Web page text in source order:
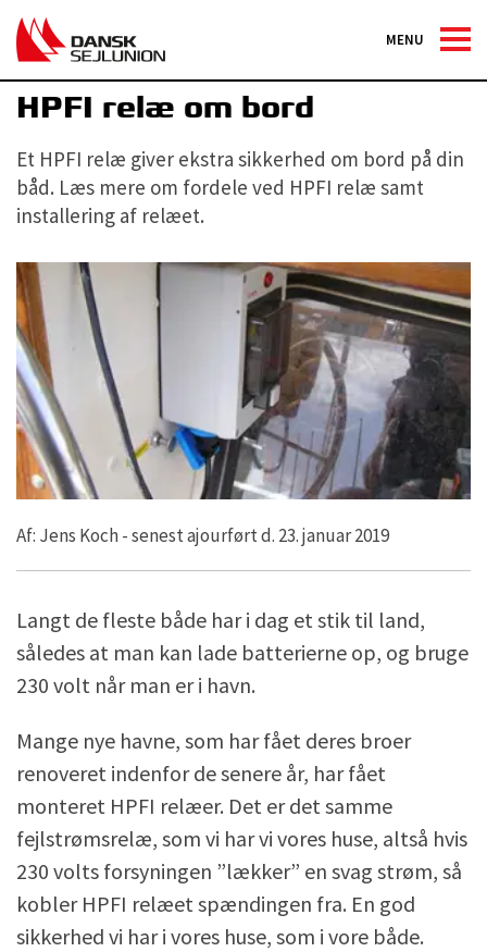
MENU
El om bord
HPFI relæ om bord
Et HPFI relæ giver ekstra sikkerhed om bord på din
båd. Læs mere om fordele ved HPFI relæ samt
installering af relæet.
Af: Jens Koch - senest ajourført d. 23. januar 2019
Langt de fleste både har i dag et stik til land,
således at man kan lade batterierne op, og bruge
230 volt når man er i havn.
Mange nye havne, som har fået deres broer
renoveret indenfor de senere år, har fået
monteret HPFI relæer. Det er det samme
fejlstrømsrelæ, som vi har vi vores huse, altså hvis
230 volts forsyningen ”lækker” en svag strøm, så
kobler HPFI relæet spændingen fra. En god
sikkerhed vi har i vores huse, som i vore både.